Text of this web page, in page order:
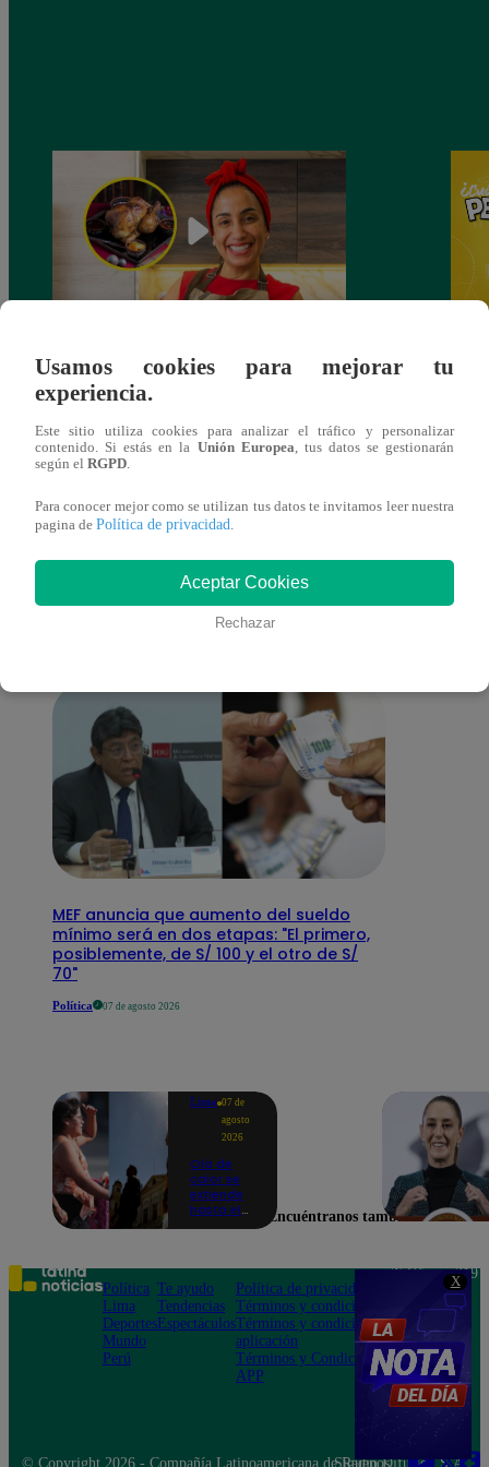
X
¿Por qué Nelly Rossinelli se volvió viral
antes de Navidad?
También te puede
interesar
MEF anuncia que aumento del sueldo
mínimo será en dos etapas: "El primero,
posiblemente, de S/ 100 y el otro de S/
70"
Política 07 de agosto 2026
Lima 07 de
agosto
2026
Ola de
calor se
extiende
hasta el
Lima y
otras 16
regiones
Usamos cookies para mejorar tu
experiencia.
Este sitio utiliza cookies para analizar el tráfico y personalizar
contenido. Si estás en la Unión Europea, tus datos se gestionarán
según el RGPD.
Para conocer mejor como se utilizan tus datos te invitamos leer nuestra
pagina de Política de privacidad.
Aceptar Cookies
Rechazar
Encuéntranos también en
Política
Lima
Deportes
Mundo
Perú
Te ayudo
Tendencias
Espectáculos
Política de privacidad
Términos y condiciones
Términos y condiciones
aplicación
Términos y Condiciones
APP
Teléfono: 219
Av. San
Felipe 968
Jesús María
© Copyright 2026 - Compañía Latinoamericana de Radio Difusión S.A.
Síguenos